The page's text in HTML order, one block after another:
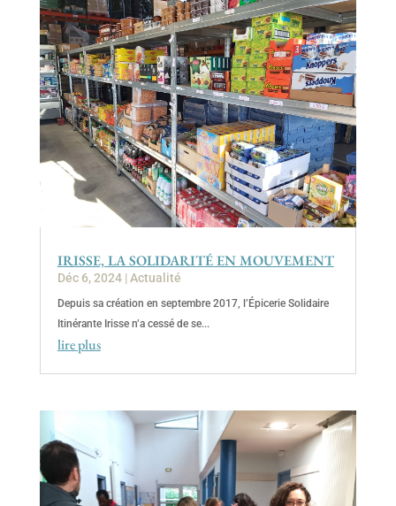
IRISSE, LA SOLIDARITÉ EN MOUVEMENT
Déc 6, 2024|Actualité
Depuis sa création en septembre 2017, l’Épicerie Solidaire
Itinérante Irisse n’a cessé de se...
lire plus